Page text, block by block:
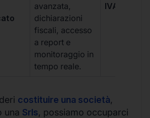
avanzata,
dichiarazioni
fiscali, accesso
a report e
monitoraggio in
tempo reale.
IVA/
costituire una società,
una Srls, possiamo occuparci